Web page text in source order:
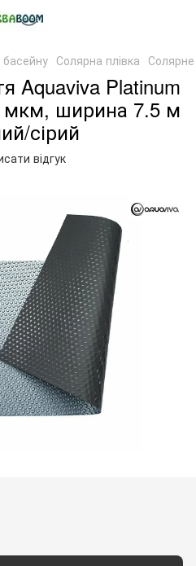
Солярна плівка
Aquaviva Platinum
мкм, ширина 7.5 м
сірий
відгук